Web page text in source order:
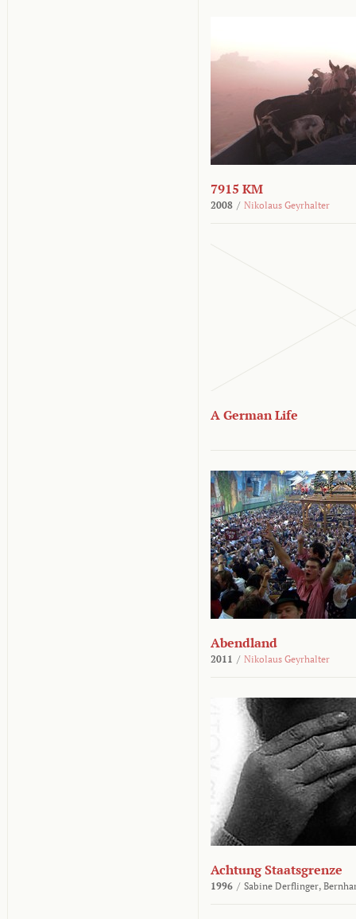
7915 KM
2008 / Nikolaus Geyrhalter
A German Life
Abendland
2011 / Nikolaus Geyrhalter
Achtung Staatsgrenze
1996 / Sabine Derflinger,